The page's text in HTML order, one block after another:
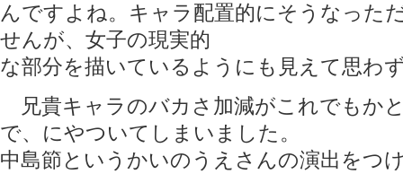
んですよね。キャラ配置的にそうなった
せんが、女子の現実的
な部分を描いているようにも見えて思わ
兄貴キャラのバカさ加減がこれでもか
で、にやついてしまいました。
中島節というかいのうえさんの演出をつ